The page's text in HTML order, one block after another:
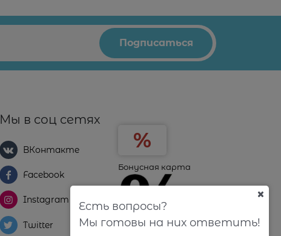
Мы в соц сетях
ВКонтакте
Facebook
Instagram
Twitter
Бонусная карта
Есть вопросы?
Мы готовы на них ответить!